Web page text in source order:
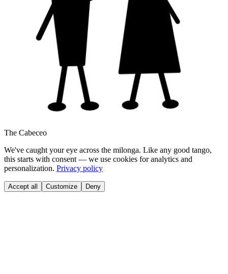
The Cabeceo
We've caught your eye across the milonga. Like any good tango,
this starts with consent — we use cookies for analytics and
personalization. Privacy policy
Accept all Customize Deny